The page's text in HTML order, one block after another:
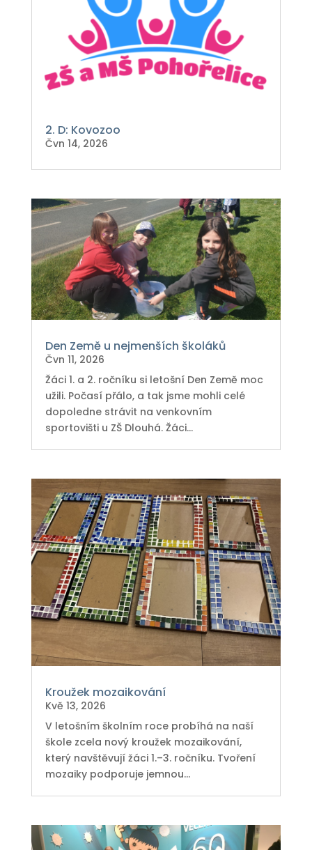
2. D: Kovozoo
Čvn 14, 2026
Den Země u nejmenších školáků
Čvn 11, 2026
Žáci 1. a 2. ročníku si letošní Den Země moc
užili. Počasí přálo, a tak jsme mohli celé
dopoledne strávit na venkovním
sportovišti u ZŠ Dlouhá. Žáci...
Kroužek mozaikování
Kvě 13, 2026
V letošním školním roce probíhá na naší
škole zcela nový kroužek mozaikování,
který navštěvují žáci 1.–3. ročníku. Tvoření
mozaiky podporuje jemnou...